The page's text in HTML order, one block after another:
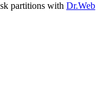
partitions with Dr.Web